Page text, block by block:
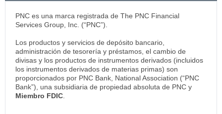
PNC es una marca registrada de The PNC Financial
Services Group, Inc. (“PNC”).
Los productos y servicios de depósito bancario,
administración de tesorería y préstamos, el cambio de
divisas y los productos de instrumentos derivados (incluidos
los instrumentos derivados de materias primas) son
proporcionados por PNC Bank, National Association (“PNC
Bank”), una subsidiaria de propiedad absoluta de PNC y
Miembro FDIC